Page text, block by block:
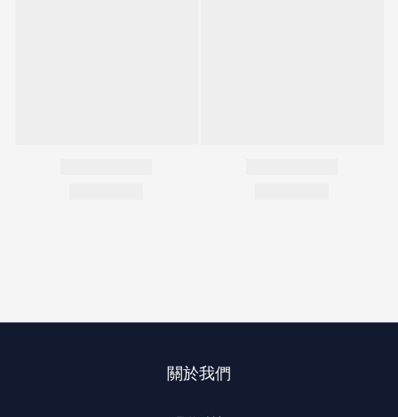
關於我們